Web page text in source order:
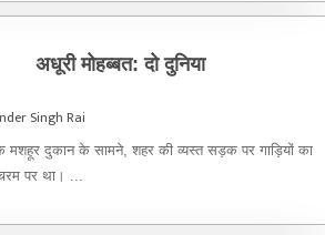
अधूरी मोहब्बत: दो दुनिया
Singh Rai
मशहूर दुकान के सामने, शहर की व्यस्त सड़क पर गाड़ियों का
पर था। ...